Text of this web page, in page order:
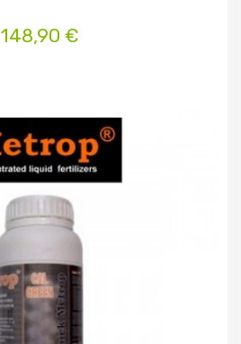
148,90 €